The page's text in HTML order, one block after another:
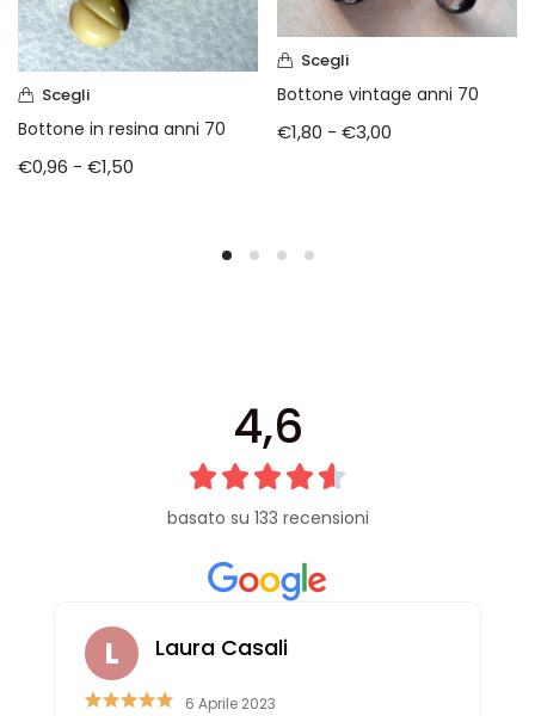
Scegli
Bottone in resina anni 70
€0,96 - €1,50
Scegli
Bottone vintage anni 70
€1,80 - €3,00
4,6
basato su 133 recensioni
Laura Casali
6 Aprile 2023